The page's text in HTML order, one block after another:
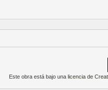
Este obra está bajo unalicencia de